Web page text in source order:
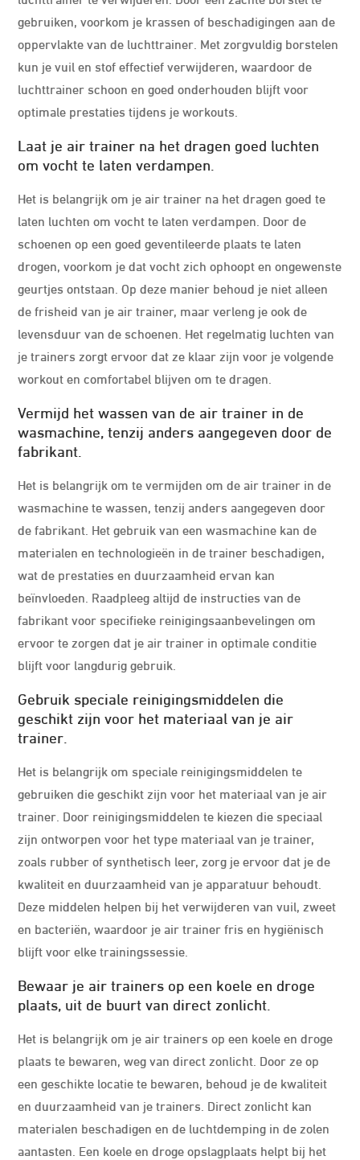
gebruiken, voorkom je krassen of beschadigingen aan de
oppervlakte van de luchttrainer. Met zorgvuldig borstelen
kun je vuil en stof effectief verwijderen, waardoor de
luchttrainer schoon en goed onderhouden blijft voor
optimale prestaties tijdens je workouts.
Laat je air trainer na het dragen goed luchten
om vocht te laten verdampen.
Het is belangrijk om je air trainer na het dragen goed te
laten luchten om vocht te laten verdampen. Door de
schoenen op een goed geventileerde plaats te laten
drogen, voorkom je dat vocht zich ophoopt en ongewenste
geurtjes ontstaan. Op deze manier behoud je niet alleen
de frisheid van je air trainer, maar verleng je ook de
levensduur van de schoenen. Het regelmatig luchten van
je trainers zorgt ervoor dat ze klaar zijn voor je volgende
workout en comfortabel blijven om te dragen.
Vermijd het wassen van de air trainer in de
wasmachine, tenzij anders aangegeven door de
fabrikant.
Het is belangrijk om te vermijden om de air trainer in de
wasmachine te wassen, tenzij anders aangegeven door
de fabrikant. Het gebruik van een wasmachine kan de
materialen en technologieën in de trainer beschadigen,
wat de prestaties en duurzaamheid ervan kan
beïnvloeden. Raadpleeg altijd de instructies van de
fabrikant voor specifieke reinigingsaanbevelingen om
ervoor te zorgen dat je air trainer in optimale conditie
blijft voor langdurig gebruik.
Gebruik speciale reinigingsmiddelen die
geschikt zijn voor het materiaal van je air
trainer.
Het is belangrijk om speciale reinigingsmiddelen te
gebruiken die geschikt zijn voor het materiaal van je air
trainer. Door reinigingsmiddelen te kiezen die speciaal
zijn ontworpen voor het type materiaal van je trainer,
zoals rubber of synthetisch leer, zorg je ervoor dat je de
kwaliteit en duurzaamheid van je apparatuur behoudt.
Deze middelen helpen bij het verwijderen van vuil, zweet
en bacteriën, waardoor je air trainer fris en hygiënisch
blijft voor elke trainingssessie.
Bewaar je air trainers op een koele en droge
plaats, uit de buurt van direct zonlicht.
Het is belangrijk om je air trainers op een koele en droge
plaats te bewaren, weg van direct zonlicht. Door ze op
een geschikte locatie te bewaren, behoud je de kwaliteit
en duurzaamheid van je trainers. Direct zonlicht kan
materialen beschadigen en de luchtdemping in de zolen
aantasten. Een koele en droge opslagplaats helpt bij het